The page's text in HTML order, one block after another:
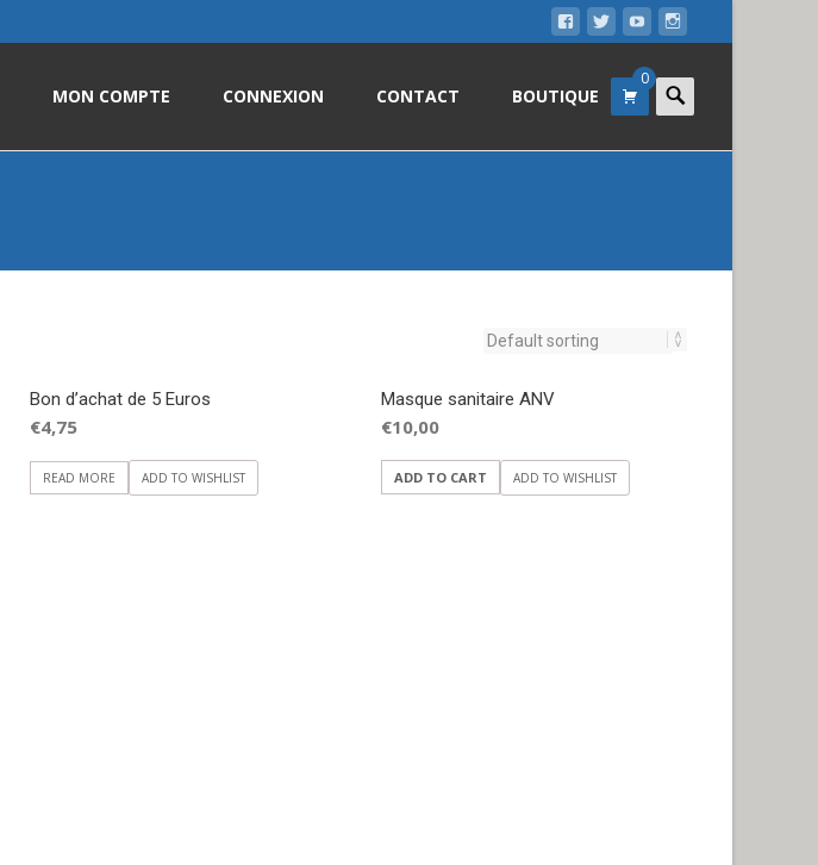
MON COMPTE CONNEXION CONTACT BOUTIQUE
0 Search
for:
Bon d’achat de 5 Euros
€4,75
READ MORE ADD TO WISHLIST
Masque sanitaire ANV
€10,00
ADD TO CART ADD TO WISHLIST